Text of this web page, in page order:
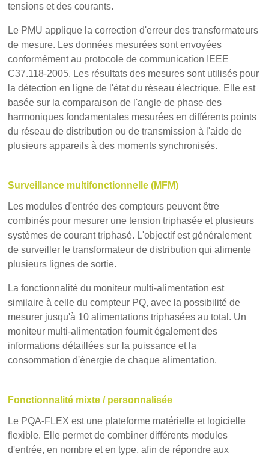
tensions et des courants.
Le PMU applique la correction d'erreur des transformateurs
de mesure. Les données mesurées sont envoyées
conformément au protocole de communication IEEE
C37.118-2005. Les résultats des mesures sont utilisés pour
la détection en ligne de l'état du réseau électrique. Elle est
basée sur la comparaison de l'angle de phase des
harmoniques fondamentales mesurées en différents points
du réseau de distribution ou de transmission à l'aide de
plusieurs appareils à des moments synchronisés.
Surveillance multifonctionnelle (MFM)
Les modules d'entrée des compteurs peuvent être
combinés pour mesurer une tension triphasée et plusieurs
systèmes de courant triphasé. L'objectif est généralement
de surveiller le transformateur de distribution qui alimente
plusieurs lignes de sortie.
La fonctionnalité du moniteur multi-alimentation est
similaire à celle du compteur PQ, avec la possibilité de
mesurer jusqu'à 10 alimentations triphasées au total. Un
moniteur multi-alimentation fournit également des
informations détaillées sur la puissance et la
consommation d'énergie de chaque alimentation.
Fonctionnalité mixte / personnalisée
Le PQA-FLEX est une plateforme matérielle et logicielle
flexible. Elle permet de combiner différents modules
d'entrée, en nombre et en type, afin de répondre aux